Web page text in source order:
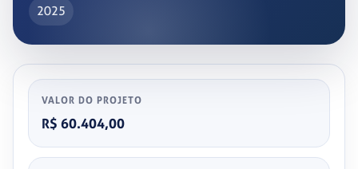
2025
VALOR DO PROJETO
R$ 60.404,00